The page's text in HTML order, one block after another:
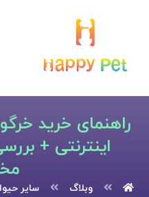
راهنمای خرید
اینترنتی +
وبلاگ سایر